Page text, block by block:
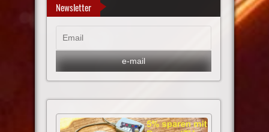
Newsletter